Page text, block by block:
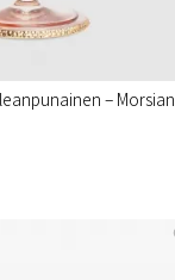
– Morsian